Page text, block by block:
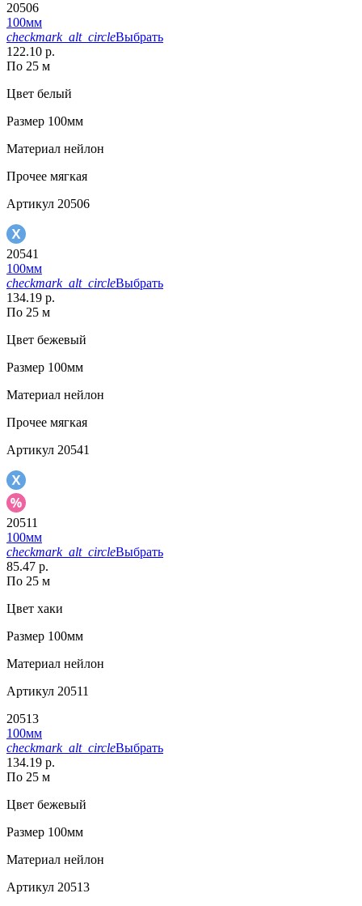
20506
100мм
checkmark_alt_circleВыбрать
122.10 р.
По 25 м
Цвет белый
Размер 100мм
Материал нейлон
Прочее мягкая
Артикул 20506
20541
100мм
checkmark_alt_circleВыбрать
134.19 р.
По 25 м
Цвет бежевый
Размер 100мм
Материал нейлон
Прочее мягкая
Артикул 20541
20511
100мм
checkmark_alt_circleВыбрать
85.47 р.
По 25 м
Цвет хаки
Размер 100мм
Материал нейлон
Артикул 20511
20513
100мм
checkmark_alt_circleВыбрать
134.19 р.
По 25 м
Цвет бежевый
Размер 100мм
Материал нейлон
Артикул 20513